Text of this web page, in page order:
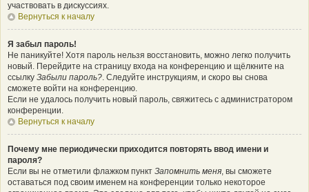
участвовать в дискуссиях.
Вернуться к началу
Я забыл пароль!
Не паникуйте! Хотя пароль нельзя восстановить, можно легко получить
новый. Перейдите на страницу входа на конференцию и щёлкните на
ссылку Забыли пароль?. Следуйте инструкциям, и скоро вы снова
сможете войти на конференцию.
Если не удалось получить новый пароль, свяжитесь с администратором
конференции.
Вернуться к началу
Почему мне периодически приходится повторять ввод имени и
пароля?
Если вы не отметили флажком пункт Запомнить меня, вы сможете
оставаться под своим именем на конференции только некоторое